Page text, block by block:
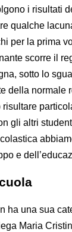
i risultati
qualche
per la prima
scorre il
sotto lo
della
gli altri
e
ha una sua
Maria